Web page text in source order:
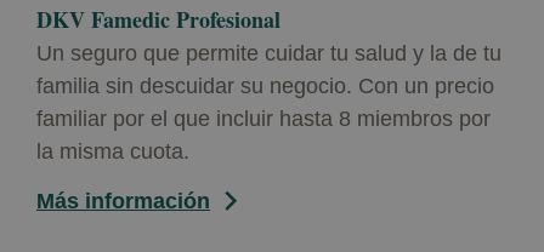
DKV Famedic Profesional
Un seguro que permite cuidar tu salud y la de tu
familia sin descuidar su negocio. Con un precio
familiar por el que incluir hasta 8 miembros por
la misma cuota.
Más información